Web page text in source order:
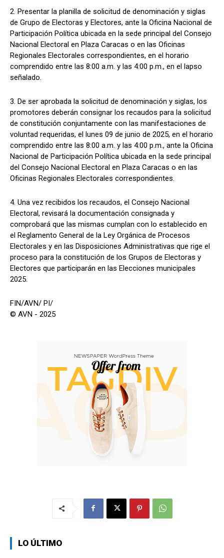
2. Presentar la planilla de solicitud de denominación y siglas
de Grupo de Electoras y Electores, ante la Oficina Nacional de
Participación Política ubicada en la sede principal del Consejo
Nacional Electoral en Plaza Caracas o en las Oficinas
Regionales Electorales correspondientes, en el horario
comprendido entre las 8:00 a.m. y las 4:00 p.m., en el lapso
señalado.
3. De ser aprobada la solicitud de denominación y siglas, los
promotores deberán consignar los recaudos para la solicitud
de constitución conjuntamente con las manifestaciones de
voluntad requeridas, el lunes 09 de junio de 2025, en el horario
comprendido entre las 8:00 a.m. y las 4:00 p.m., ante la Oficina
Nacional de Participación Política ubicada en la sede principal
del Consejo Nacional Electoral en Plaza Caracas o en las
Oficinas Regionales Electorales correspondientes.
4. Una vez recibidos los recaudos, el Consejo Nacional
Electoral, revisará la documentación consignada y
comprobará que las mismas cumplan con lo establecido en
el Reglamento General de la Ley Orgánica de Procesos
Electorales y en las Disposiciones Administrativas que rige el
proceso para la constitución de los Grupos de Electoras y
Electores que participarán en las Elecciones municipales
2025.
FIN/AVN/ PI/
© AVN - 2025
LO ÚLTIMO